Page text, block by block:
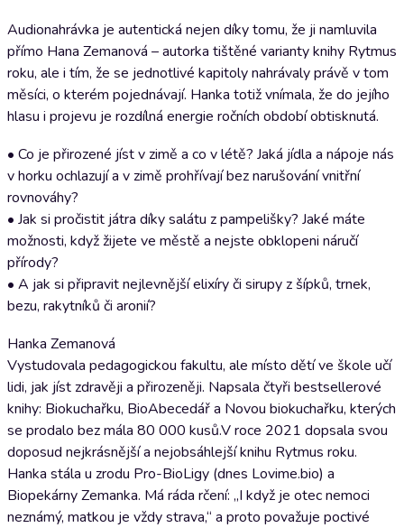
Audionahrávka je autentická nejen díky tomu, že ji namluvila
přímo Hana Zemanová – autorka tištěné varianty knihy Rytmus
roku, ale i tím, že se jednotlivé kapitoly nahrávaly právě v tom
měsíci, o kterém pojednávají. Hanka totiž vnímala, že do jejího
hlasu i projevu je rozdílná energie ročních období obtisknutá.
• Co je přirozené jíst v zimě a co v létě? Jaká jídla a nápoje nás
v horku ochlazují a v zimě prohřívají bez narušování vnitřní
rovnováhy?
• Jak si pročistit játra díky salátu z pampelišky? Jaké máte
možnosti, když žijete ve městě a nejste obklopeni náručí
přírody?
• A jak si připravit nejlevnější elixíry či sirupy z šípků, trnek,
bezu, rakytníků či aronií?
Hanka Zemanová
Vystudovala pedagogickou fakultu, ale místo dětí ve škole učí
lidi, jak jíst zdravěji a přirozeněji. Napsala čtyři bestsellerové
knihy: Biokuchařku, BioAbecedář a Novou biokuchařku, kterých
se prodalo bez mála 80 000 kusů.V roce 2021 dopsala svou
doposud nejkrásnější a nejobsáhlejší knihu Rytmus roku.
Hanka stála u zrodu Pro-BioLigy (dnes Lovime.bio) a
Biopekárny Zemanka. Má ráda rčení: „I když je otec nemoci
neznámý, matkou je vždy strava,“ a proto považuje poctivé